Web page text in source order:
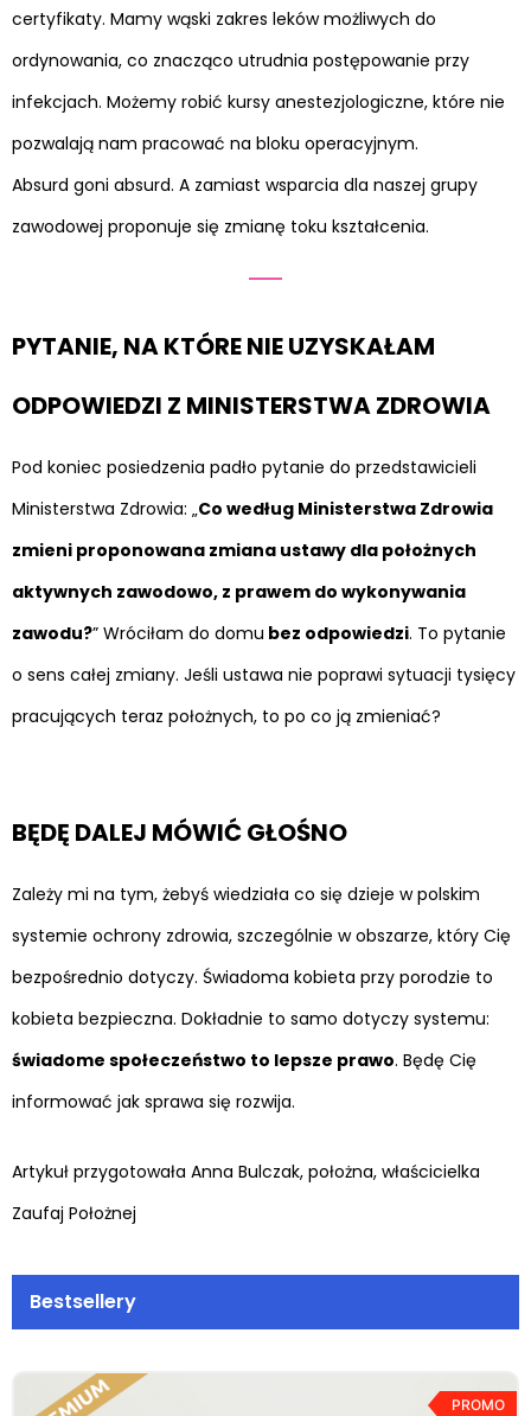
Bestsellery
PROMO
certyfikaty. Mamy wąski zakres leków możliwych do
ordynowania, co znacząco utrudnia postępowanie przy
infekcjach. Możemy robić kursy anestezjologiczne, które nie
pozwalają nam pracować na bloku operacyjnym.
Absurd goni absurd. A zamiast wsparcia dla naszej grupy
zawodowej proponuje się zmianę toku kształcenia.
PYTANIE, NA KTÓRE NIE UZYSKAŁAM
ODPOWIEDZI Z MINISTERSTWA ZDROWIA
Pod koniec posiedzenia padło pytanie do przedstawicieli
Ministerstwa Zdrowia: „Co według Ministerstwa Zdrowia
zmieni proponowana zmiana ustawy dla położnych
aktywnych zawodowo, z prawem do wykonywania
zawodu?” Wróciłam do domu bez odpowiedzi. To pytanie
o sens całej zmiany. Jeśli ustawa nie poprawi sytuacji tysięcy
pracujących teraz położnych, to po co ją zmieniać?
BĘDĘ DALEJ MÓWIĆ GŁOŚNO
Zależy mi na tym, żebyś wiedziała co się dzieje w polskim
systemie ochrony zdrowia, szczególnie w obszarze, który Cię
bezpośrednio dotyczy. Świadoma kobieta przy porodzie to
kobieta bezpieczna. Dokładnie to samo dotyczy systemu:
świadome społeczeństwo to lepsze prawo. Będę Cię
informować jak sprawa się rozwija.
Artykuł przygotowała Anna Bulczak, położna, właścicielka
Zaufaj Położnej